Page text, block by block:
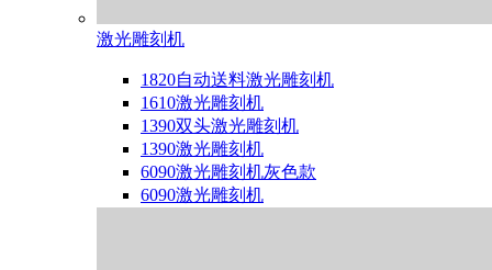
激光雕刻机
1820自动送料激光雕刻机
1610激光雕刻机
1390双头激光雕刻机
1390激光雕刻机
6090激光雕刻机灰色款
6090激光雕刻机